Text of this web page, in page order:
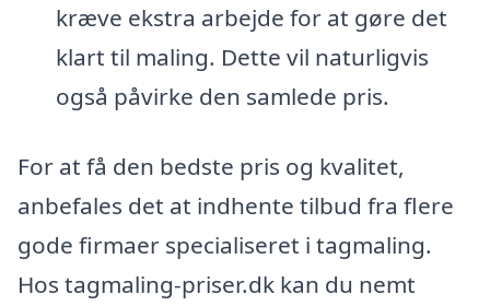
kræve ekstra arbejde for at gøre det
klart til maling. Dette vil naturligvis
også påvirke den samlede pris.
For at få den bedste pris og kvalitet,
anbefales det at indhente tilbud fra flere
gode firmaer specialiseret i tagmaling.
Hos tagmaling-priser.dk kan du nemt